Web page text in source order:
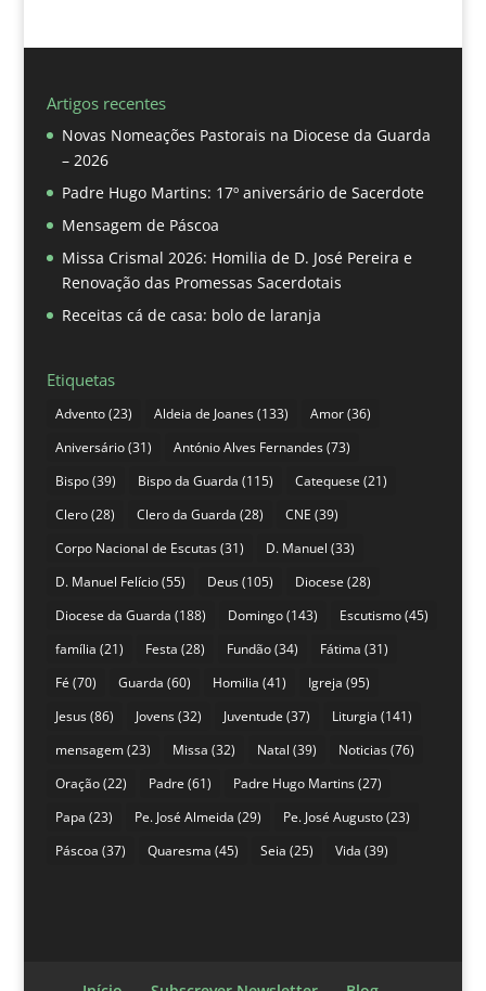
Artigos recentes
Novas Nomeações Pastorais na Diocese da Guarda
– 2026
Padre Hugo Martins: 17º aniversário de Sacerdote
Mensagem de Páscoa
Missa Crismal 2026: Homilia de D. José Pereira e
Renovação das Promessas Sacerdotais
Receitas cá de casa: bolo de laranja
Etiquetas
Advento(23) Aldeia de Joanes(133) Amor(36)
Aniversário(31) António Alves Fernandes(73)
Bispo(39) Bispo da Guarda (115) Catequese (21)
Clero(28) Clero da Guarda (28) CNE (39)
Corpo Nacional de Escutas(31) D. Manuel (33)
D. Manuel Felício(55) Deus(105) Diocese (28)
Diocese da Guarda (188) Domingo(143) Escutismo(45)
família (21) Festa (28) Fundão(34) Fátima (31)
Fé (70) Guarda (60) Homilia (41) Igreja (95)
Jesus(86) Jovens(32) Juventude (37) Liturgia (141)
mensagem(23) Missa (32) Natal (39) Noticias(76)
Oração(22) Padre (61) Padre Hugo Martins(27)
Papa (23) Pe. José Almeida (29) Pe. José Augusto(23)
Páscoa (37) Quaresma (45) Seia (25) Vida (39)